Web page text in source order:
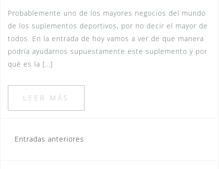
Probablemente uno de los mayores negocios del mundo
de los suplementos deportivos, por no decir el mayor de
todos. En la entrada de hoy vamos a ver de que manera
podría ayudarnos supuestamente este suplemento y por
qué es la […]
LEER MÁS
Navegación
Entradas anteriores